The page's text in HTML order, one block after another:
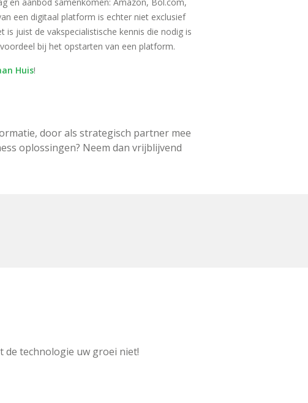
een digitaal platform is echter niet exclusief
juist de vakspecialistische kennis die nodig is
bij het opstarten van een platform.
Huis!
door als strategisch partner mee
oplossingen? Neem dan vrijblijvend
de technologie uw groei niet!